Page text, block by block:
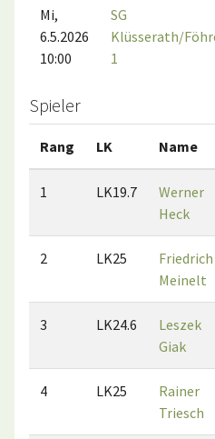
Mi,
6.5.2026
10:00
SG
Klüsserath/
1
Spieler
Rang LK Name
1 LK19.7
Werner
Heck
2 LK25
Friedrich
Meinelt
3 LK24.6
Leszek
Giak
4 LK25
Rainer
Triesch